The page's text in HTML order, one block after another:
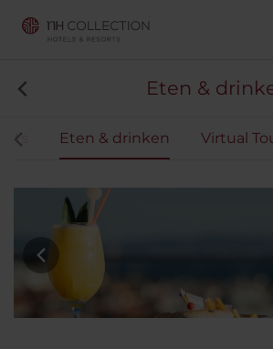
Eten &
Eten & drinken Virtual